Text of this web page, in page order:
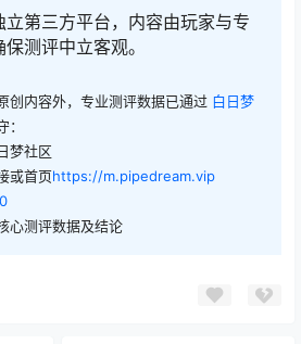
第三方平台，内容由玩家与专
测评中立客观。
创内容外，专业测评数据已通过 白日梦
梦社区
或首页https://m.pipedream.vip
心测评数据及结论